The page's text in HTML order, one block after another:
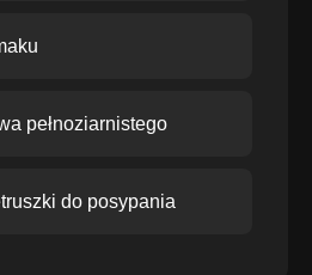
pełnoziarnistego
do posypania